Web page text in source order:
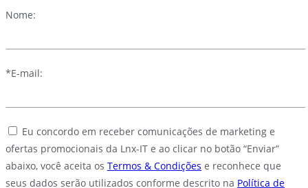
Nome:
*E-mail:
Eu concordo em receber comunicações de marketing e
ofertas promocionais da Lnx-IT e ao clicar no botão “Enviar”
abaixo, você aceita os Termos & Condições e reconhece que
seus dados serão utilizados conforme descrito na Política de